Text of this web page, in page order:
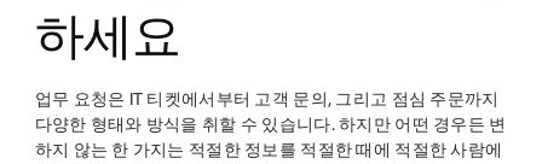
하세요
업무 요청은 IT 티켓에서부터 고객 문의, 그리고 점심 주문까지
다양한 형태와 방식을 취할 수 있습니다. 하지만 어떤 경우든 변
하지 않는 한 가지는 적절한 정보를 적절한 때에 적절한 사람에